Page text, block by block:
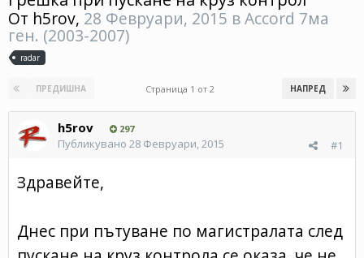
От h5rov, 28 Февруари, 2015 вAccord 7ма
ген. (2003-2007)
radar
ПРЕДИШНА НАПРЕД
Страница 1 от 2
h5rov 297
#1
Публикувано 28 Февруари, 2015
Здравейте,
Днес при пътуване по магистралата след